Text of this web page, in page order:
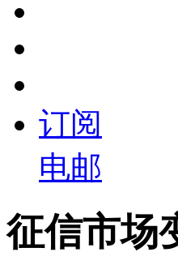
订阅
电邮
征信市场